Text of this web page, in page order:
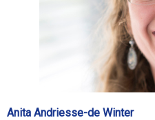
Anita Andriesse-de Winter